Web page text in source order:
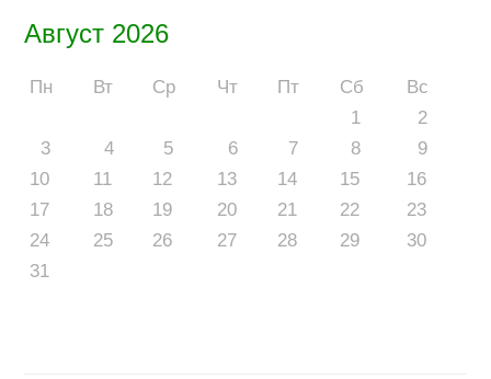
Август 2026
Пн Вт Ср Чт Пт Сб
Вс
1
2
3
4 5 6 7 8
9
10
11 12 13 14 15
16
17
18 19 20 21 22
23
24
25 26 27 28 29
30
31